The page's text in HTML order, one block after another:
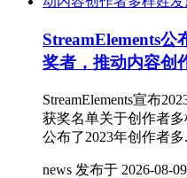
StreamElements
奖者，推动内容创
StreamElements宣布
获奖名单关于创作者多
公布了2023年创作者多
news 发布于 2026-08-09